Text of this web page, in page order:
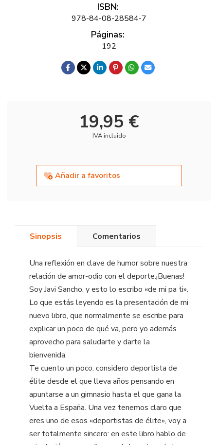
ISBN:
978-84-08-28584-7
Páginas:
192
19,95 €
IVA incluido
Añadir a favoritos
Sinopsis Comentarios
Una reflexión en clave de humor sobre nuestra
relación de amor-odio con el deporte.¡Buenas!
Soy Javi Sancho, y esto lo escribo «de mi pa ti».
Lo que estás leyendo es la presentación de mi
nuevo libro, que normalmente se escribe para
explicar un poco de qué va, pero yo además
aprovecho para saludarte y darte la
bienvenida.
Te cuento un poco: considero deportista de
élite desde el que lleva años pensando en
apuntarse a un gimnasio hasta el que gana la
Vuelta a España. Una vez tenemos claro que
eres uno de esos «deportistas de élite», voy a
ser totalmente sincero: en este libro hablo de